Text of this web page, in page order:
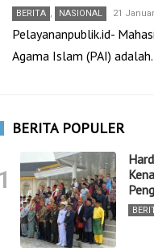
BERITA , NASIONAL 21
Pelayananpublik.id-
Agama Islam (PAI)
BERITA POPULER